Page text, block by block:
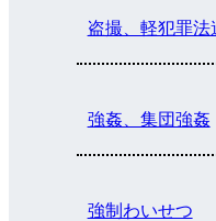
盗撮、軽犯罪法
強姦、集団強姦
強制わいせつ